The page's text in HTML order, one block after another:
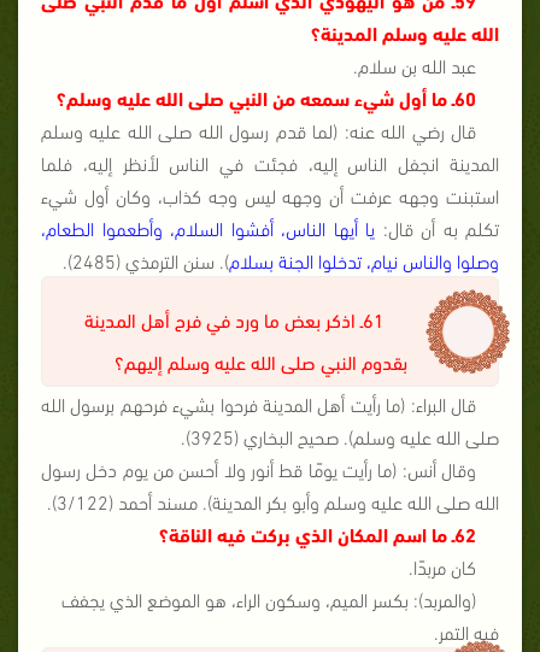
الله عليه وسلم المدينة؟
عبد الله بن سلام.
60ـ ما أول شيء سمعه من النبي صلى الله عليه وسلم؟
قال رضي الله عنه: (لما قدم رسول الله صلى الله عليه وسلم
المدينة انجفل الناس إليه، فجئت في الناس لأنظر إليه، فلما
استبنت وجهه عرفت أن وجهه ليس وجه كذاب، وكان أول شيء
تكلم به أن قال: يا أيها الناس، أفشوا السلام، وأطعموا الطعام،
وصلوا والناس نيام، تدخلوا الجنة بسلام). سنن الترمذي (2485).
61ـ اذكر بعض ما ورد في فرح أهل المدينة
بقدوم النبي صلى الله عليه وسلم إليهم؟
قال البراء: (ما رأيت أهل المدينة فرحوا بشيء فرحهم برسول الله
صلى الله عليه وسلم). صحيح البخاري (3925).
وقال أنس: (ما رأيت يومًا قط أنور ولا أحسن من يوم دخل رسول
الله صلى الله عليه وسلم وأبو بكر المدينة). مسند أحمد (3/122).
62ـ ما اسم المكان الذي بركت فيه الناقة؟
كان مربدًا.
(والمربد): بكسر الميم، وسكون الراء، هو الموضع الذي يجفف
فيه التمر.